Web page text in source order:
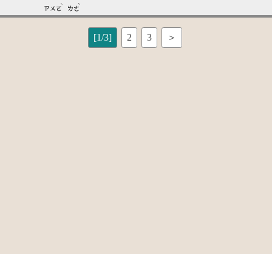
ㄗㄨㄛ
ˋ
ㄌㄜ
ˋ
[1/3] 2 3 ＞